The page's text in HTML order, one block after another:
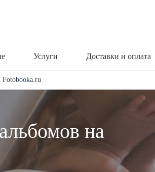
Услуги Доставки и оплата
Fotobooka.ru
на